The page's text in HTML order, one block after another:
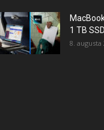
1 TB
8. augusta